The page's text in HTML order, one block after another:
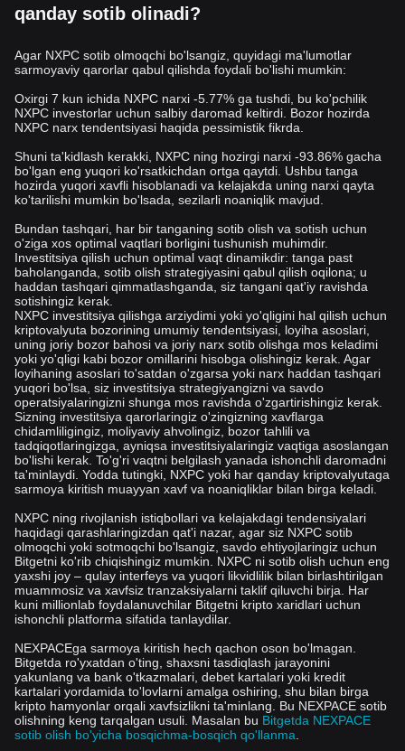
qanday sotib olinadi?
Agar NXPC sotib olmoqchi bo'lsangiz, quyidagi ma'lumotlar
sarmoyaviy qarorlar qabul qilishda foydali bo'lishi mumkin:
Oxirgi 7 kun ichida NXPC narxi -5.77% ga tushdi, bu ko'pchilik
NXPC investorlar uchun salbiy daromad keltirdi. Bozor hozirda
NXPC narx tendentsiyasi haqida pessimistik fikrda.
Shuni ta'kidlash kerakki, NXPC ning hozirgi narxi -93.86% gacha
bo'lgan eng yuqori ko'rsatkichdan ortga qaytdi. Ushbu tanga
hozirda yuqori xavfli hisoblanadi va kelajakda uning narxi qayta
ko'tarilishi mumkin bo'lsada, sezilarli noaniqlik mavjud.
Bundan tashqari, har bir tanganing sotib olish va sotish uchun
o'ziga xos optimal vaqtlari borligini tushunish muhimdir.
Investitsiya qilish uchun optimal vaqt dinamikdir: tanga past
baholanganda, sotib olish strategiyasini qabul qilish oqilona; u
haddan tashqari qimmatlashganda, siz tangani qat'iy ravishda
sotishingiz kerak.
NXPC investitsiya qilishga arziydimi yoki yo'qligini hal qilish uchun
kriptovalyuta bozorining umumiy tendentsiyasi, loyiha asoslari,
uning joriy bozor bahosi va joriy narx sotib olishga mos keladimi
yoki yo'qligi kabi bozor omillarini hisobga olishingiz kerak. Agar
loyihaning asoslari to'satdan o'zgarsa yoki narx haddan tashqari
yuqori bo'lsa, siz investitsiya strategiyangizni va savdo
operatsiyalaringizni shunga mos ravishda o'zgartirishingiz kerak.
Sizning investitsiya qarorlaringiz o'zingizning xavflarga
chidamliligingiz, moliyaviy ahvolingiz, bozor tahlili va
tadqiqotlaringizga, ayniqsa investitsiyalaringiz vaqtiga asoslangan
bo'lishi kerak. To'g'ri vaqtni belgilash yanada ishonchli daromadni
ta'minlaydi. Yodda tutingki, NXPC yoki har qanday kriptovalyutaga
sarmoya kiritish muayyan xavf va noaniqliklar bilan birga keladi.
NXPC ning rivojlanish istiqbollari va kelajakdagi tendensiyalari
haqidagi qarashlaringizdan qat'i nazar, agar siz NXPC sotib
olmoqchi yoki sotmoqchi bo'lsangiz, savdo ehtiyojlaringiz uchun
Bitgetni ko'rib chiqishingiz mumkin. NXPC ni sotib olish uchun eng
yaxshi joy – qulay interfeys va yuqori likvidlilik bilan birlashtirilgan
muammosiz va xavfsiz tranzaksiyalarni taklif qiluvchi birja. Har
kuni millionlab foydalanuvchilar Bitgetni kripto xaridlari uchun
ishonchli platforma sifatida tanlaydilar.
NEXPACEga sarmoya kiritish hech qachon oson bo'lmagan.
Bitgetda ro'yxatdan o'ting, shaxsni tasdiqlash jarayonini
yakunlang va bank o'tkazmalari, debet kartalari yoki kredit
kartalari yordamida to'lovlarni amalga oshiring, shu bilan birga
kripto hamyonlar orqali xavfsizlikni ta'minlang. Bu NEXPACE sotib
olishning keng tarqalgan usuli. Masalan bu Bitgetda NEXPACE
sotib olish bo'yicha bosqichma-bosqich qo'llanma